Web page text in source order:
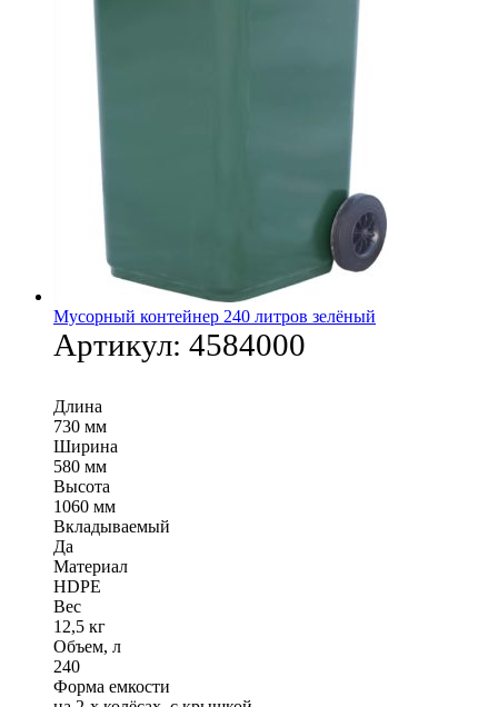
Мусорный контейнер 240 литров зелёный
Артикул: 4584000
Длина
730 мм
Ширина
580 мм
Высота
1060 мм
Вкладываемый
Да
Материал
HDPE
Вес
12,5 кг
Объем, л
240
Форма емкости